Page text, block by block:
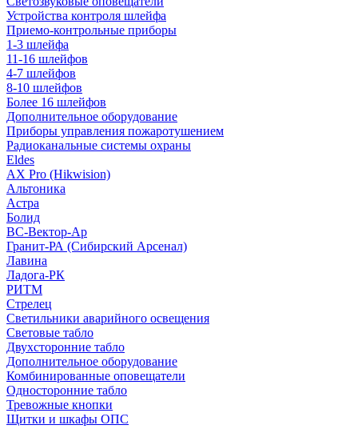
Устройства контроля шлейфа
Приемо-контрольные приборы
1-3 шлейфа
11-16 шлейфов
4-7 шлейфов
8-10 шлейфов
Более 16 шлейфов
Дополнительное оборудование
Приборы управления пожаротушением
Радиоканальные системы охраны
Eldes
AX Pro (Hikwision)
Альтоника
Астра
Болид
ВС-Вектор-Ар
Гранит-РА (Сибирский Арсенал)
Лавина
Ладога-РК
РИТМ
Стрелец
Светильники аварийного освещения
Световые табло
Двухсторонние табло
Дополнительное оборудование
Комбинированные оповещатели
Односторонние табло
Тревожные кнопки
Щитки и шкафы ОПС